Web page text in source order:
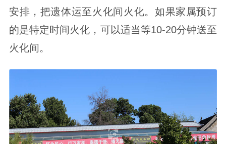
安排，把遗体运至火化间火化。如果家属预订
的是特定时间火化，可以适当等10-20分钟送至
火化间。